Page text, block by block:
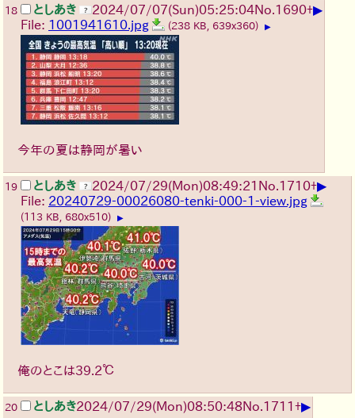
18 としあき 2024/07/07(Sun)05:25:04No.1690+▶
File: 1001941610.jpg (238 KB, 639x360) ▶
今年の夏は静岡が暑い
19 としあき 2024/07/29(Mon)08:49:21 No.1710+▶
File: 20240729-00026080-tenki-000-1-view.jpg
(113 KB, 680x510) ▶
俺のとこは39.2℃
20 としあき2024/07/29(Mon)08:50:48No.1711 +▶